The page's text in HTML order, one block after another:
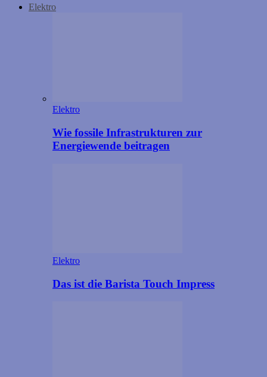
Elektro
Elektro
Wie fossile Infrastrukturen zur
Energiewende beitragen
Elektro
Das ist die Barista Touch Impress